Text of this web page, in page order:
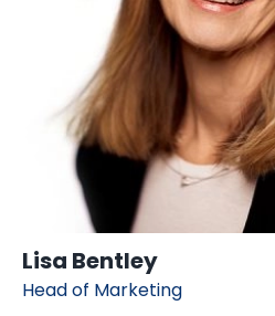
Lisa Bentley
Head of Marketing